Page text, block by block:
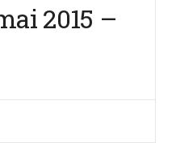
2015 –